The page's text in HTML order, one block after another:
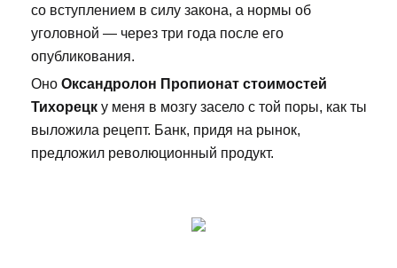
со вступлением в силу закона, а нормы об
уголовной — через три года после его
опубликования.
Оно Оксандролон Пропионат стоимостей
Тихорецк у меня в мозгу засело с той поры, как ты
выложила рецепт. Банк, придя на рынок,
предложил революционный продукт.